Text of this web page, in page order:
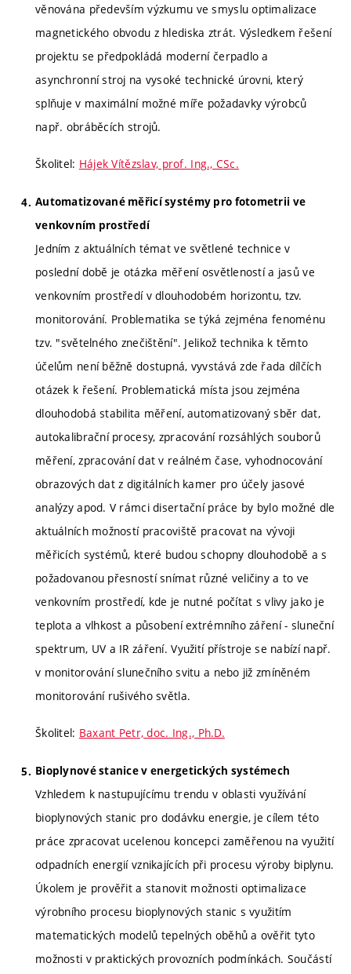
věnována především výzkumu ve smyslu optimalizace
magnetického obvodu z hlediska ztrát. Výsledkem řešení
projektu se předpokládá moderní čerpadlo a
asynchronní stroj na vysoké technické úrovni, který
splňuje v maximální možné míře požadavky výrobců
např. obráběcích strojů.
Školitel: Hájek Vítězslav, prof. Ing., CSc.
Automatizované měřicí systémy pro fotometrii ve
venkovním prostředí
Jedním z aktuálních témat ve světlené technice v
poslední době je otázka měření osvětleností a jasů ve
venkovním prostředí v dlouhodobém horizontu, tzv.
monitorování. Problematika se týká zejména fenoménu
tzv. "světelného znečištění". Jelikož technika k těmto
účelům není běžně dostupná, vyvstává zde řada dílčích
otázek k řešení. Problematická místa jsou zejména
dlouhodobá stabilita měření, automatizovaný sběr dat,
autokalibrační procesy, zpracování rozsáhlých souborů
měření, zpracování dat v reálném čase, vyhodnocování
obrazových dat z digitálních kamer pro účely jasové
analýzy apod. V rámci disertační práce by bylo možné dle
aktuálních možností pracoviště pracovat na vývoji
měřicích systémů, které budou schopny dlouhodobě a s
požadovanou přesností snímat různé veličiny a to ve
venkovním prostředí, kde je nutné počítat s vlivy jako je
teplota a vlhkost a působení extrémního záření - sluneční
spektrum, UV a IR záření. Využití přístroje se nabízí např.
v monitorování slunečního svitu a nebo již zmíněném
monitorování rušivého světla.
Školitel: Baxant Petr, doc. Ing., Ph.D.
Bioplynové stanice v energetických systémech
Vzhledem k nastupujícímu trendu v oblasti využívání
bioplynových stanic pro dodávku energie, je cílem této
práce zpracovat ucelenou koncepci zaměřenou na využití
odpadních energií vznikajících při procesu výroby biplynu.
Úkolem je prověřit a stanovit možnosti optimalizace
výrobního procesu bioplynových stanic s využitím
matematických modelů tepelných oběhů a ověřit tyto
možnosti v praktických provozních podmínkách. Součástí